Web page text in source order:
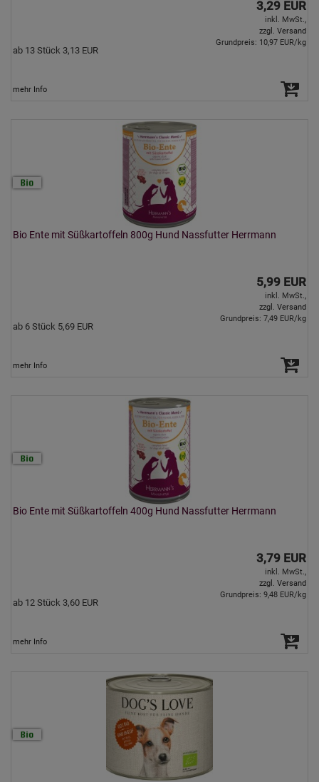
3,29 EUR
inkl. MwSt.,
zzgl. Versand
ab 13 Stück 3,13 EUR
Grundpreis: 10,97 EUR/kg
mehr Info
Bio Ente mit Süßkartoffeln 800g Hund Nassfutter Herrmann
5,99 EUR
inkl. MwSt.,
zzgl. Versand
ab 6 Stück 5,69 EUR
Grundpreis: 7,49 EUR/kg
mehr Info
Bio Ente mit Süßkartoffeln 400g Hund Nassfutter Herrmann
3,79 EUR
inkl. MwSt.,
zzgl. Versand
ab 12 Stück 3,60 EUR
Grundpreis: 9,48 EUR/kg
mehr Info